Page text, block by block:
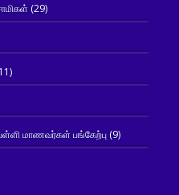
(29)
மாணவர்கள் பங்கேற்பு(9)